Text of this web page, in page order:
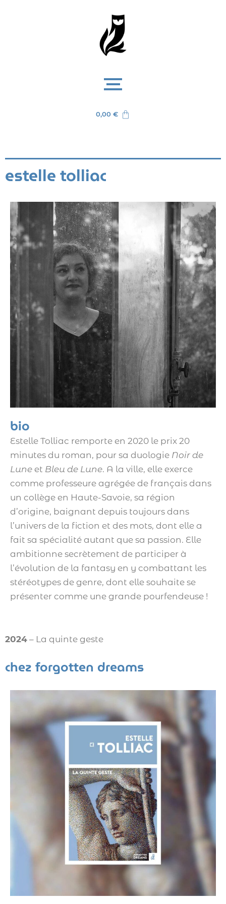
0,00 €
estelle tolliac
bio
Estelle Tolliac remporte en 2020 le prix 20
minutes du roman, pour sa duologie Noir de
Lune et Bleu de Lune. A la ville, elle exerce
comme professeure agrégée de français dans
un collège en Haute-Savoie, sa région
d’origine, baignant depuis toujours dans
l’univers de la fiction et des mots, dont elle a
fait sa spécialité autant que sa passion. Elle
ambitionne secrètement de participer à
l’évolution de la fantasy en y combattant les
stéréotypes de genre, dont elle souhaite se
présenter comme une grande pourfendeuse !
2024 – La quinte geste
chez forgotten dreams